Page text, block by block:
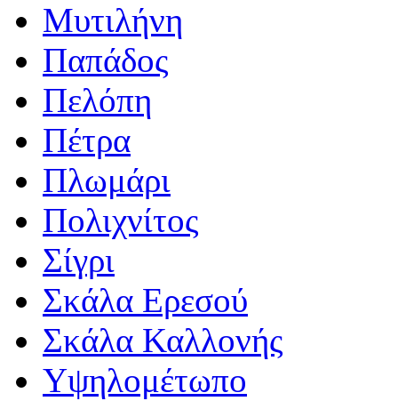
Μυτιλήνη
Παπάδος
Πελόπη
Πέτρα
Πλωμάρι
Πολιχνίτος
Σίγρι
Σκάλα Ερεσού
Σκάλα Καλλονής
Υψηλομέτωπο